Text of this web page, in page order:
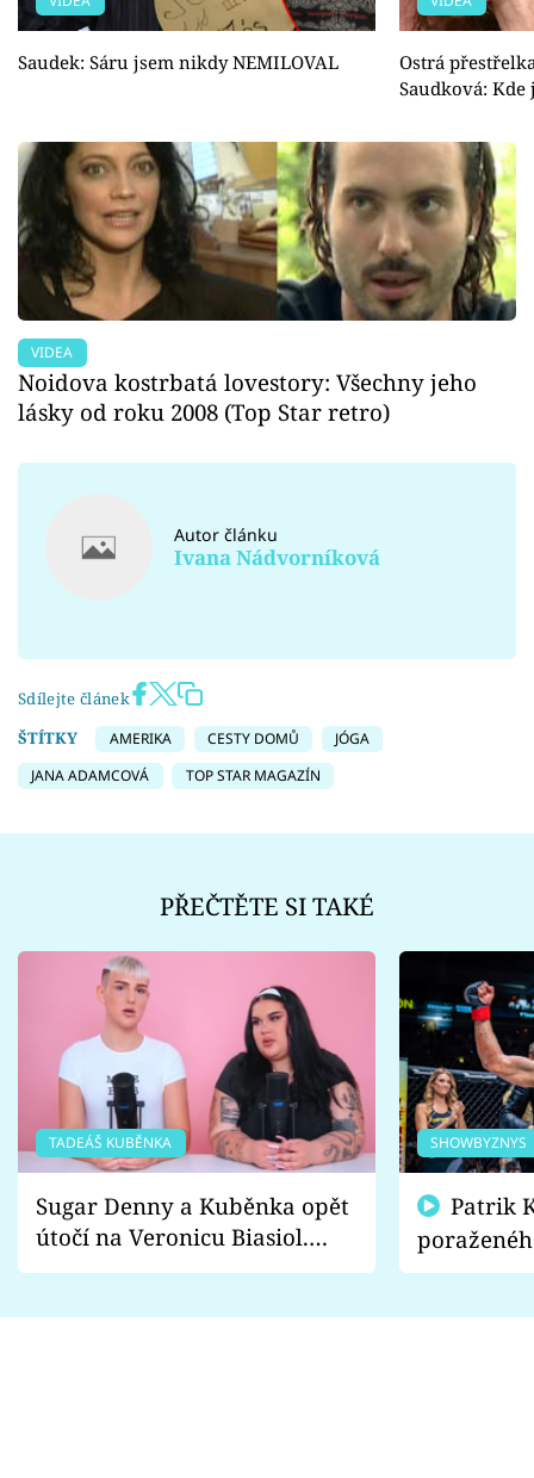
Saudek: Sáru jsem nikdy NEMILOVAL
Ostrá
Saudková: Kde
VIDEA
Noidova kostrbatá lovestory: Všechny jeho
lásky od roku 2008 (Top Star retro)
Autor článku
Ivana Nádvorníková
Sdílejte článek
ŠTÍTKY
AMERIKA CESTY DOMŮ
JÓGA
JANA ADAMCOVÁ
TOP STAR MAGAZÍN
PŘEČTĚTE SI TAKÉ
TADEÁŠ KUBĚNKA
Sugar Denny a Kuběnka opět
útočí na Veronicu Biasiol.
Proč je podle nich falešná a
SHOWBYZNYS
fanoušci